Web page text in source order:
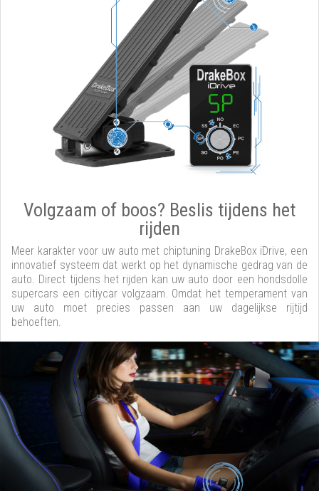
Volgzaam of boos? Beslis tijdens het
rijden
Meer karakter voor uw auto met chiptuning DrakeBox iDrive, een
innovatief systeem dat werkt op het dynamische gedrag van de
auto. Direct tijdens het rijden kan uw auto door een hondsdolle
supercars een citiycar volgzaam. Omdat het temperament van
uw auto moet precies passen aan uw dagelijkse rijtijd
behoeften.